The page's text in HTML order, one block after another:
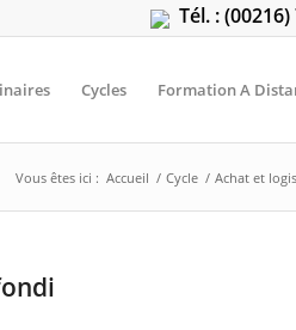
Tél. :
Cycles Formation A
Vous êtes ici : Accueil / Cycle / Achat et